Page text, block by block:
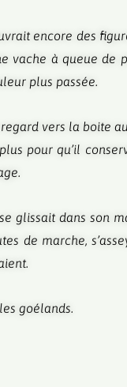
encore des
vache à queue
plus passée.
vers la boite
pour qu’il
glissait dans son
de marche,
goélands.